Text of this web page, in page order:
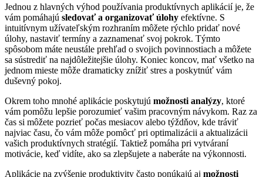
Jednou z hlavných výhod používania produktívnych aplikácií je, že
vám pomáhajú sledovať a organizovať úlohy efektívne. S
intuitívnym užívateľským rozhraním môžete rýchlo pridať nové
úlohy, nastaviť termíny a zaznamenať svoj pokrok. Týmto
spôsobom máte neustále prehľad o svojich povinnostiach a môžete
sa sústrediť na najdôležitejšie úlohy. Koniec koncov, mať všetko na
jednom mieste môže dramaticky znížiť stres a poskytnúť vám
duševný pokoj.
Okrem toho mnohé aplikácie poskytujú možnosti analýzy, ktoré
vám pomôžu lepšie porozumieť vašim pracovným návykom. Raz za
čas si môžete pozrieť počas mesiacov alebo týždňov, kde tráviť
najviac času, čo vám môže pomôcť pri optimalizácii a aktualizácii
vašich produktívnych stratégií. Taktiež pomáha pri vytváraní
motivácie, keď vidíte, ako sa zlepšujete a naberáte na výkonnosti.
Aplikácie na zvýšenie produktivity často ponúkajú aj možnosti